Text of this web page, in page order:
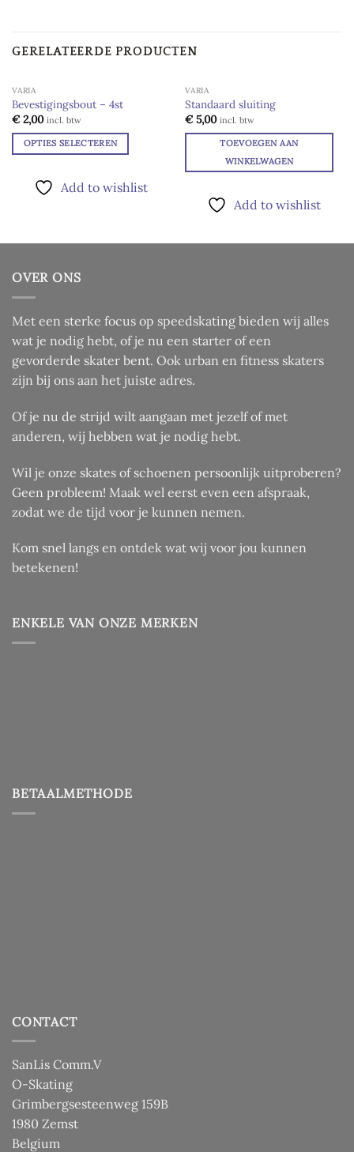
GERELATEERDE PRODUCTEN
VARIA
Bevestigingsbout – 4st
€2,00 incl. btw
OPTIES SELECTEREN
product
Deze
kan
gekozen
op
de
productpagina
Add to wishlist
VARIA
Standaard sluiting
€5,00 incl. btw
TOEVOEGEN AAN
WINKELWAGEN
Add to wishlist
OVER ONS
Met een sterke focus op speedskating bieden wij alles
wat je nodig hebt, of je nu een starter of een
gevorderde skater bent. Ook urban en fitness skaters
zijn bij ons aan het juiste adres.
Of je nu de strijd wilt aangaan met jezelf of met
anderen, wij hebben wat je nodig hebt.
Wil je onze skates of schoenen persoonlijk uitproberen?
Geen probleem! Maak wel eerst even een afspraak,
zodat we de tijd voor je kunnen nemen.
Kom snel langs en ontdek wat wij voor jou kunnen
betekenen!
ENKELE VAN ONZE MERKEN
BETAALMETHODE
CONTACT
SanLis Comm.V
O-Skating
Grimbergsesteenweg 159B
1980 Zemst
Belgium